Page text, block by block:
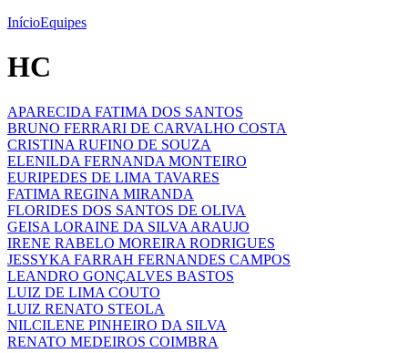
InícioEquipes
HC
APARECIDA FATIMA DOS SANTOS
BRUNO FERRARI DE CARVALHO COSTA
CRISTINA RUFINO DE SOUZA
ELENILDA FERNANDA MONTEIRO
EURIPEDES DE LIMA TAVARES
FATIMA REGINA MIRANDA
FLORIDES DOS SANTOS DE OLIVA
GEISA LORAINE DA SILVA ARAUJO
IRENE RABELO MOREIRA RODRIGUES
JESSYKA FARRAH FERNANDES CAMPOS
LEANDRO GONÇALVES BASTOS
LUIZ DE LIMA COUTO
LUIZ RENATO STEOLA
NILCILENE PINHEIRO DA SILVA
RENATO MEDEIROS COIMBRA